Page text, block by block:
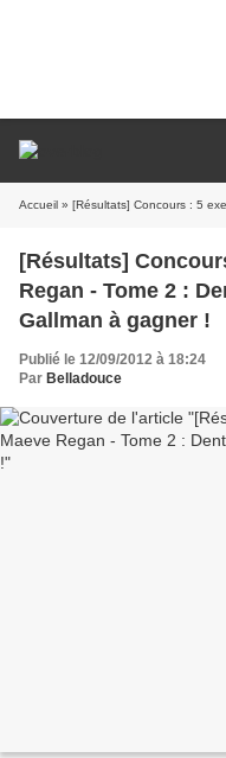
Accueil » [Résultats] Concours : 5 exemplaires
[Résultats]
Regan - Tome 2 :
Gallman à gagner !
Publié le 12/09/2012 à 18:24
Par Belladouce